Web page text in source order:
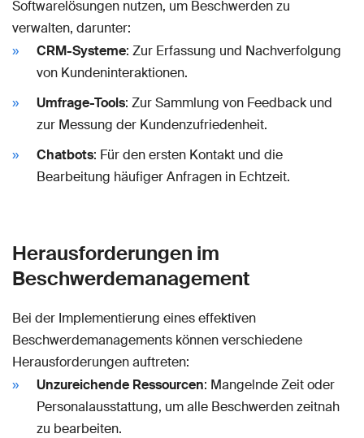
Softwarelösungen nutzen, um Beschwerden zu
verwalten, darunter:
CRM-Systeme: Zur Erfassung und Nachverfolgung
von Kundeninteraktionen.
Umfrage-Tools: Zur Sammlung von Feedback und
zur Messung der Kundenzufriedenheit.
Chatbots: Für den ersten Kontakt und die
Bearbeitung häufiger Anfragen in Echtzeit.
Herausforderungen im
Beschwerdemanagement
Bei der Implementierung eines effektiven
Beschwerdemanagements können verschiedene
Herausforderungen auftreten:
Unzureichende Ressourcen: Mangelnde Zeit oder
Personalausstattung, um alle Beschwerden zeitnah
zu bearbeiten.